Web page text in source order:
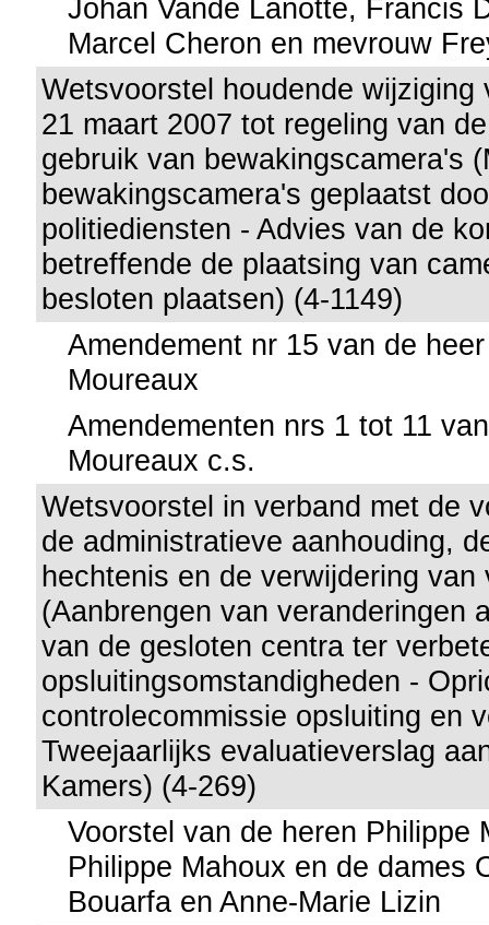
Johan Vande Lanotte, Francis
Marcel Cheron en mevrouw
Wetsvoorstel houdende wijziging
21 maart 2007 tot regeling van
gebruik van bewakingscamera's
bewakingscamera's geplaatst
politiediensten - Advies van de
betreffende de plaatsing van
besloten plaatsen) (4-1149)
Amendement nr 15 van de
Moureaux
Amendementen nrs 1 tot 11
Moureaux c.s.
Wetsvoorstel in verband met de
de administratieve aanhouding,
hechtenis en de verwijdering van
(Aanbrengen van veranderingen
van de gesloten centra ter
opsluitingsomstandigheden -
controlecommissie opsluiting en
Tweejaarlijks evaluatieverslag
Kamers) (4-269)
Voorstel van de heren Philippe
Philippe Mahoux en de dames
Bouarfa en Anne-Marie Lizin